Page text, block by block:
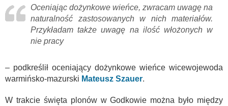
Oceniając dożynkowe wieńce, zwracam uwagę na
naturalność zastosowanych w nich materiałów.
Przykładam także uwagę na ilość włożonych w
nie pracy
– podkreślił oceniający dożynkowe wieńce wicewojewoda
warmińsko-mazurski Mateusz Szauer.
W trakcie święta plonów w Godkowie można było między